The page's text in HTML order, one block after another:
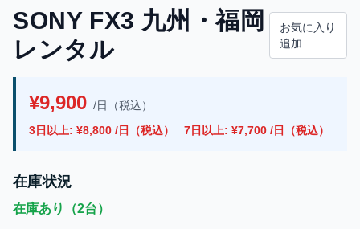
SONY FX3 九州・福岡
レンタル
お気に入り
追加
¥9,900 /日（税込）
3日以上: ¥8,800 /日（税込）
7日以上: ¥7,700 /日（税込）
在庫状況
在庫あり（2台）